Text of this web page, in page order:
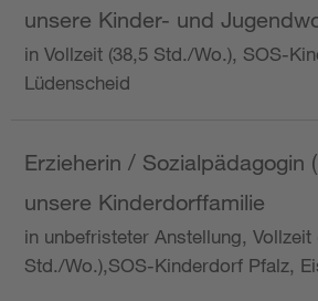
unsere Kinder- und
in Vollzeit (38,5 Std./Wo.), SOS-
Lüdenscheid
Erzieherin / Sozialpädagogin
unsere Kinderdorffamilie
in unbefristeter Anstellung, Vollzeit
Std./Wo.),SOS-Kinderdorf Pfalz,